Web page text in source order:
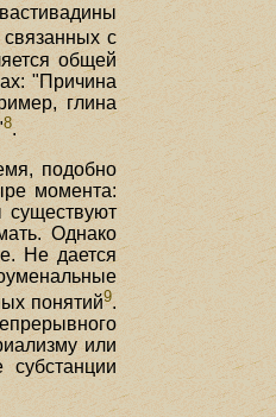
с
общей
"Причина
глина
8.
подобно
момента:
существуют
Однако
Не дается
понятий9.
или